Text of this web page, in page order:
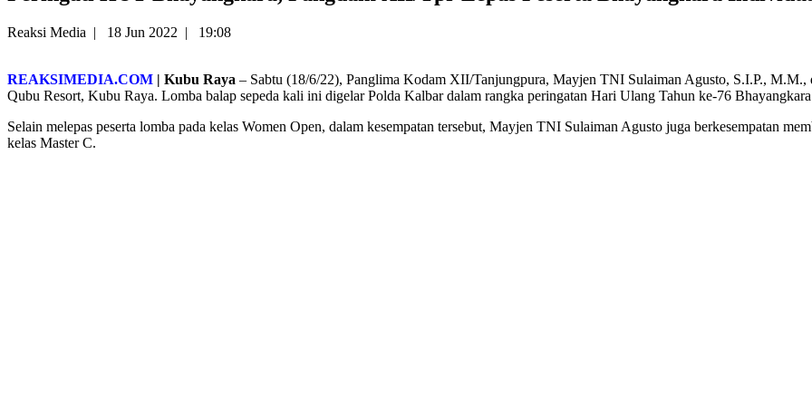
Reaksi Media | 18 Jun 2022 | 19:08
REAKSIMEDIA.COM | Kubu Raya – Sabtu (18/6/22), Panglima Kodam XII/Tanjungpura, Mayjen TNI Sulaiman Agusto, S.I.P.,
Qubu Resort, Kubu Raya. Lomba balap sepeda kali ini digelar Polda Kalbar dalam rangka peringatan Hari Ulang Tahun ke-76
Selain melepas peserta lomba pada kelas Women Open, dalam kesempatan tersebut, Mayjen TNI Sulaiman Agusto juga berkesempatan
kelas Master C.